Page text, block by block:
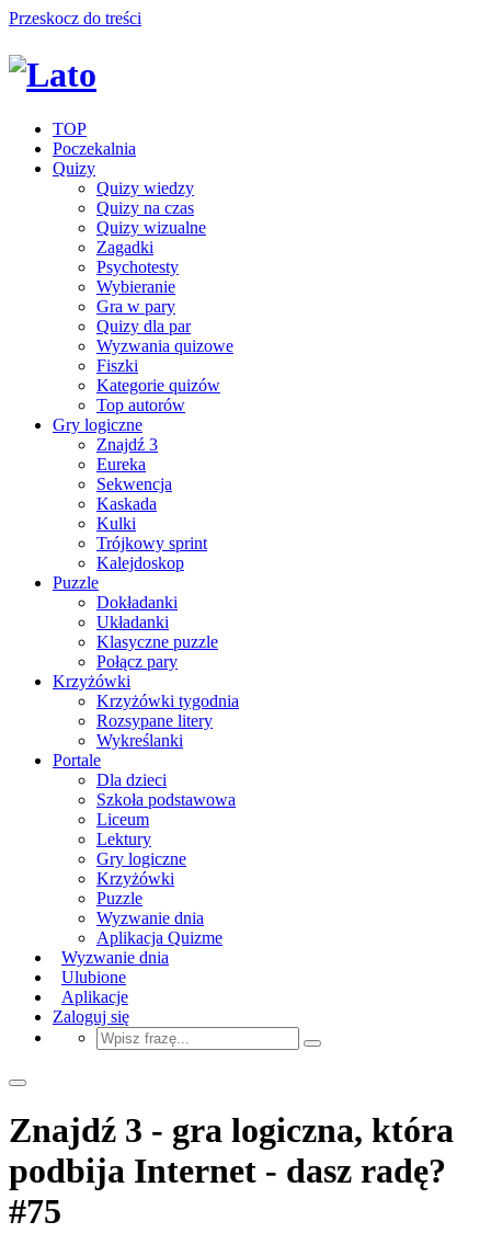
Przeskocz do treści
TOP
Poczekalnia
Quizy
Quizy wiedzy
Quizy na czas
Quizy wizualne
Zagadki
Psychotesty
Wybieranie
Gra w pary
Quizy dla par
Wyzwania quizowe
Fiszki
Kategorie quizów
Top autorów
Gry logiczne
Znajdź 3
Eureka
Sekwencja
Kaskada
Kulki
Trójkowy sprint
Kalejdoskop
Puzzle
Dokładanki
Układanki
Klasyczne puzzle
Połącz pary
Krzyżówki
Krzyżówki tygodnia
Rozsypane litery
Wykreślanki
Portale
Dla dzieci
Szkoła podstawowa
Liceum
Lektury
Gry logiczne
Krzyżówki
Puzzle
Wyzwanie dnia
Aplikacja Quizme
Wyzwanie dnia
Ulubione
Aplikacje
Zaloguj się
Znajdź 3 - gra logiczna, która
podbija Internet - dasz radę?
#75